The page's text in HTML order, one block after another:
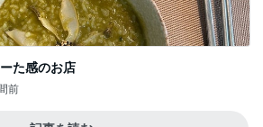
た感のお店
前